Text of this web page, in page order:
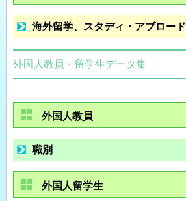
海外留学、スタディ・アブロード
外国人教員・留学生データ集
外国人教員
職別
外国人留学生